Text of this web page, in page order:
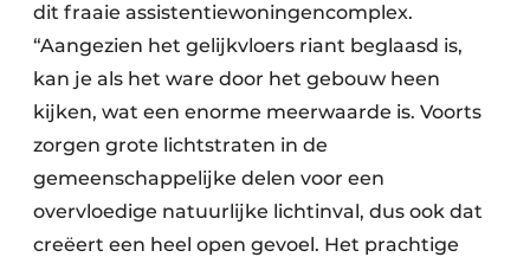
dit fraaie assistentiewoningencomplex.
“Aangezien het gelijkvloers riant beglaasd is,
kan je als het ware door het gebouw heen
kijken, wat een enorme meerwaarde is. Voorts
zorgen grote lichtstraten in de
gemeenschappelijke delen voor een
overvloedige natuurlijke lichtinval, dus ook dat
creëert een heel open gevoel. Het prachtige